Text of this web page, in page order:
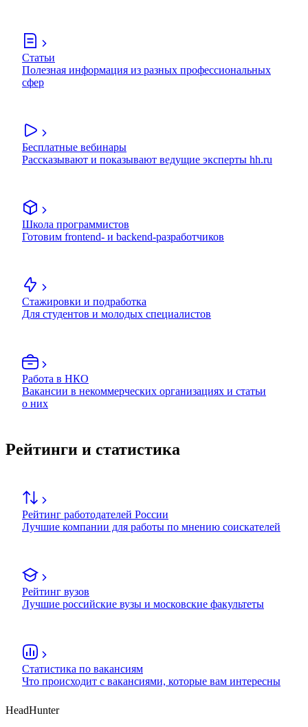
Статьи
Полезная информация из разных профессиональных
сфер
Бесплатные вебинары
Рассказывают и показывают ведущие эксперты hh.ru
Школа программистов
Готовим frontend- и backend-разработчиков
Стажировки и подработка
Для студентов и молодых специалистов
Работа в НКО
Вакансии в некоммерческих организациях и статьи
о них
Рейтинги и статистика
Рейтинг работодателей России
Лучшие компании для работы по мнению соискателей
Рейтинг вузов
Лучшие российские вузы и московские факультеты
Статистика по вакансиям
Что происходит с вакансиями, которые вам интересны
HeadHunter